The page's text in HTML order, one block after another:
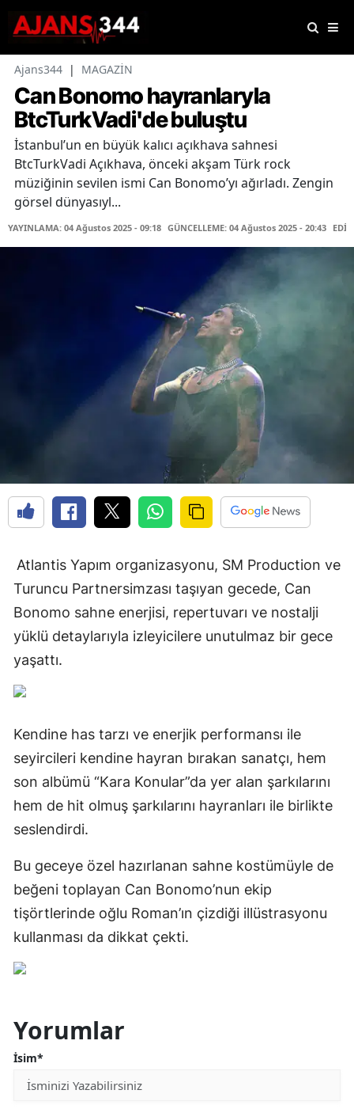
Ajans344 | MAGAZİN
Can Bonomo hayranlaryla
BtcTurkVadi'de buluştu
İstanbul’un en büyük kalıcı açıkhava sahnesi
BtcTurkVadi Açıkhava, önceki akşam Türk rock
müziğinin sevilen ismi Can Bonomo’yı ağırladı. Zengin
görsel dünyasıyl...
YAYINLAMA: 04 Ağustos 2025 - 09:18 GÜNCELLEME: 04 Ağustos 2025 - 20:43
Atlantis Yapım organizasyonu, SM Production ve
Turuncu Partnersimzası taşıyan gecede, Can
Bonomo sahne enerjisi, repertuvarı ve nostalji
yüklü detaylarıyla izleyicilere unutulmaz bir gece
yaşattı.
Kendine has tarzı ve enerjik performansı ile
seyircileri kendine hayran bırakan sanatçı, hem
son albümü “Kara Konular”da yer alan şarkılarını
hem de hit olmuş şarkılarını hayranları ile birlikte
seslendirdi.
Bu geceye özel hazırlanan sahne kostümüyle de
beğeni toplayan Can Bonomo’nun ekip
tişörtlerinde oğlu Roman’ın çizdiği illüstrasyonu
kullanması da dikkat çekti.
Yorumlar
İsim*